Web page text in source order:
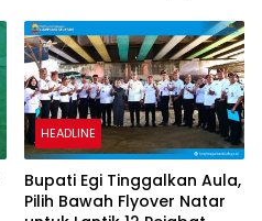
Keberadaan Bupati OKI
HEADLINE
Bupati Egi Tinggalkan Aula,
Pilih Bawah Flyover Natar